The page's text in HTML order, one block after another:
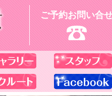
ご予約お問い合